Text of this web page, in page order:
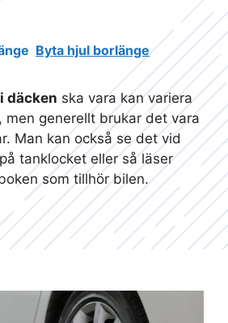
Byta hjul borlänge
däcken ska vara kan variera
men generellt brukar det vara
Man kan också se det vid
tanklocket eller så läser
som tillhör bilen.